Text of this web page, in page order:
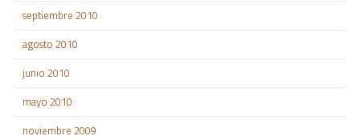
septiembre 2010
agosto 2010
junio 2010
mayo 2010
noviembre 2009